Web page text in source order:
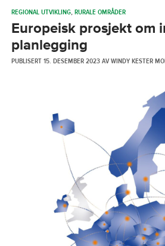
REGIONAL UTVIKLING,RURALE OMRÅDER
Europeisk prosjekt om
planlegging
PUBLISERT15. DESEMBER 2023AVWINDY KESTER